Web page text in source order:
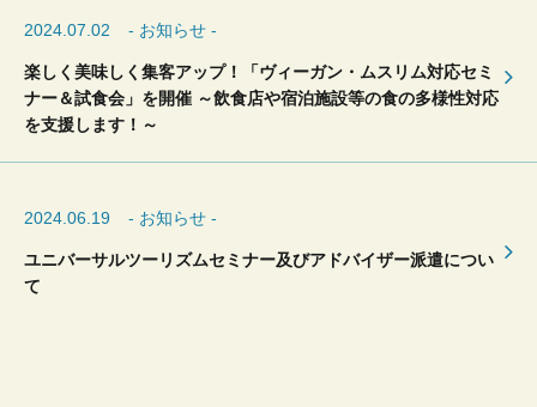
2024.07.02 - お知らせ -
楽しく美味しく集客アップ！「ヴィーガン・ムスリム対応セミ
ナー＆試食会」を開催 ～飲食店や宿泊施設等の食の多様性対応
を支援します！～
2024.06.19 - お知らせ -
ユニバーサルツーリズムセミナー及びアドバイザー派遣につい
て